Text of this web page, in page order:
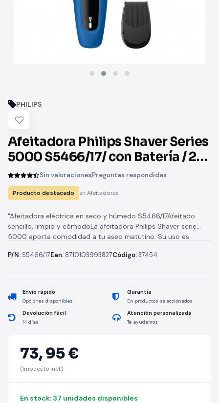
PHILIPS
Afeitadora Philips Shaver Series
5000 S5466/17/ con Batería / 2
Accesorios
Sin valoracionesPreguntas respondidas
Producto destacado en Afeitadoras
"Afeitadora eléctrica en seco y húmedo S5466/17Afeitado
sencillo, limpio y cómodoLa afeitadora Philips Shaver serie
5000 aporta comodidad a tu aseo matutino. Su uso es
P/N: S5466/17Ean: 8710103993827Código:37454
Envío rápido
Opciones disponibles
Garantía
En productos seleccionados
Devolución fácil
14 días
Atención personalizada
Te ayudamos
73,95 €
(Impuesto incl.)
En stock: 37 unidades disponibles